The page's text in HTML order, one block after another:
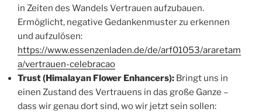
in Zeiten des Wandels Vertrauen aufzubauen.
Ermöglicht, negative Gedankenmuster zu erkennen
und aufzulösen:
https://www.essenzenladen.de/de/arf01053/araretam
a/vertrauen-celebracao
Trust (Himalayan Flower Enhancers): Bringt uns in
einen Zustand des Vertrauens in das große Ganze –
dass wir genau dort sind, wo wir jetzt sein sollen: